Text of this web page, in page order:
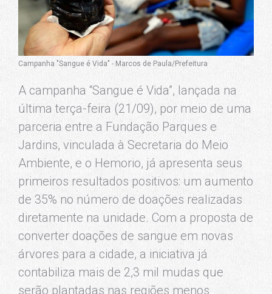
Campanha "Sangue é Vida" - Marcos de Paula/Prefeitura
A campanha “Sangue é Vida”, lançada na
última terça-feira (21/09), por meio de uma
parceria entre a Fundação Parques e
Jardins, vinculada à Secretaria do Meio
Ambiente, e o Hemorio, já apresenta seus
primeiros resultados positivos: um aumento
de 35% no número de doações realizadas
diretamente na unidade. Com a proposta de
converter doações de sangue em novas
árvores para a cidade, a iniciativa já
contabiliza mais de 2,3 mil mudas que
serão plantadas nas regiões menos